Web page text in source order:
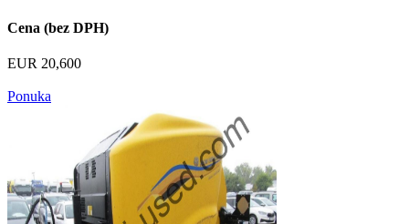
Cena (bez DPH)
EUR 20,600
Ponuka